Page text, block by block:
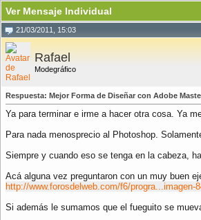
Ver Mensaje Individual
21/03/2011, 15:03
Rafael
Modegráfico
Respuesta: Mejor Forma de Diseñar con Adobe
Ya para terminar e irme a hacer otra cosa. Ya
Para nada menosprecio al Photoshop.
Siempre y cuando eso se tenga en la cabeza,
Acá alguna vez preguntaron con un muy buen
http://www.forosdelweb.com/f6/progra...imagen-
Si además le sumamos que el fueguito se